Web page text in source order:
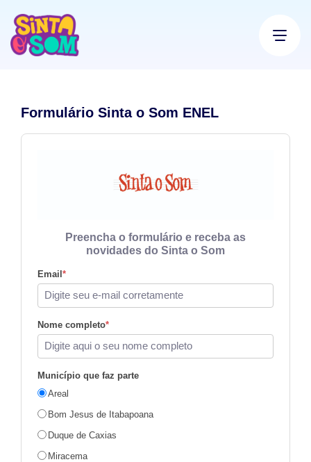
Formulário Sinta o Som ENEL
Preencha o formulário e receba as
novidades do Sinta o Som
Email*
Nome completo*
Município que faz parte
Areal
Bom Jesus de Itabapoana
Duque de Caxias
Miracema